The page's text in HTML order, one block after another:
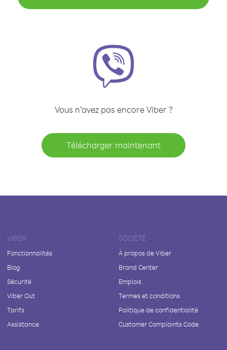
Vous n’avez pas encore Viber ?
Télécharger maintenant
VIBER
Fonctionnalités
Blog
Sécurité
Viber Out
Tarifs
Assistance
SOCIÉTÉ
À propos de Viber
Brand Center
Emplois
Termes et conditions
Politique de confidentialité
Customer Complaints Code